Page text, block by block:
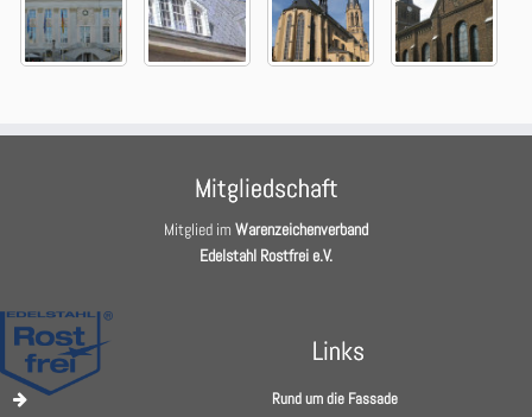
Mitgliedschaft
Mitglied im Warenzeichenverband
Edelstahl Rostfrei e.V.
Links
Rund um die Fassade